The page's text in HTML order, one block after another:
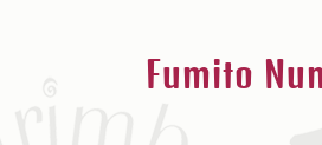
Fumito